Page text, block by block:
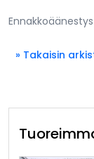
» Takaisin